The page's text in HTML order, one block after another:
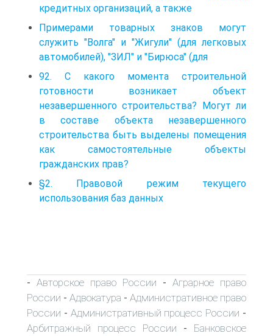
кредитных организаций, а также
Примерами товарных знаков могут
служить "Волга" и "Жигули" (для легковых
автомобилей), "ЗИЛ" и "Бирюса" (для
92. С какого момента строительной
готовности возникает объект
незавершенного строительства? Могут ли
в составе объекта незавершенного
строительства быть выделены помещения
как самостоятельные объекты
гражданских прав?
§2. Правовой режим текущего
использования баз данных
- Авторское право России - Аграрное право
России - Адвокатура - Административное право
России - Административный процесс России -
Арбитражный процесс России - Банковское